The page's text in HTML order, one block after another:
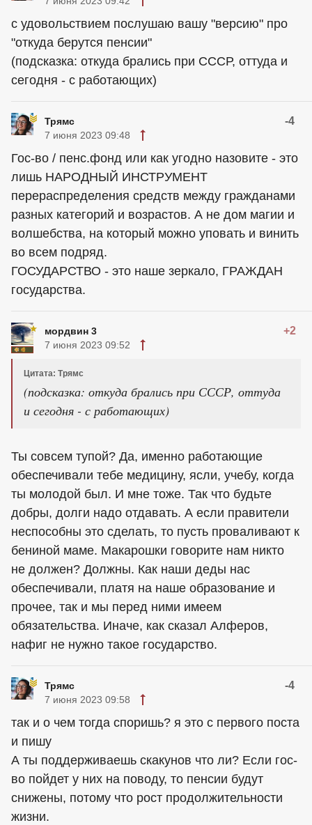
с удовольствием послушаю вашу "версию" про
"откуда берутся пенсии"
(подсказка: откуда брались при СССР, оттуда и
сегодня - с работающих)
Трямс -4
7 июня 2023 09:48
Гос-во / пенс.фонд или как угодно назовите - это
лишь НАРОДНЫЙ ИНСТРУМЕНТ
перераспределения средств между гражданами
разных категорий и возрастов. А не дом магии и
волшебства, на который можно уповать и винить
во всем подряд.
ГОСУДАРСТВО - это наше зеркало, ГРАЖДАН
государства.
мордвин 3 +2
7 июня 2023 09:52
Цитата: Трямс
(подсказка: откуда брались при СССР, оттуда
и сегодня - с работающих)
Ты совсем тупой? Да, именно работающие
обеспечивали тебе медицину, ясли, учебу, когда
ты молодой был. И мне тоже. Так что будьте
добры, долги надо отдавать. А если правители
неспособны это сделать, то пусть проваливают к
бениной маме. Макарошки говорите нам никто
не должен? Должны. Как наши деды нас
обеспечивали, платя на наше образование и
прочее, так и мы перед ними имеем
обязательства. Иначе, как сказал Алферов,
нафиг не нужно такое государство.
Трямс -4
7 июня 2023 09:58
так и о чем тогда споришь? я это с первого поста
и пишу
А ты поддерживаешь скакунов что ли? Если гос-
во пойдет у них на поводу, то пенсии будут
снижены, потому что рост продолжительности
жизни.